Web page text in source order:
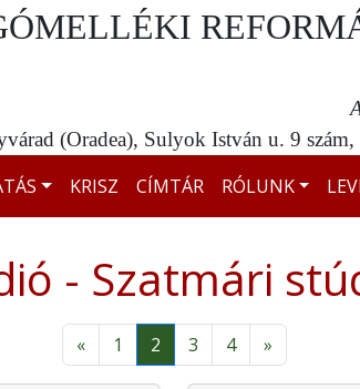
(Oradea), Sulyok István u. 9
KRISZ CÍMTÁR RÓLUNK
- Szatmári
« 1 2 3 4 »